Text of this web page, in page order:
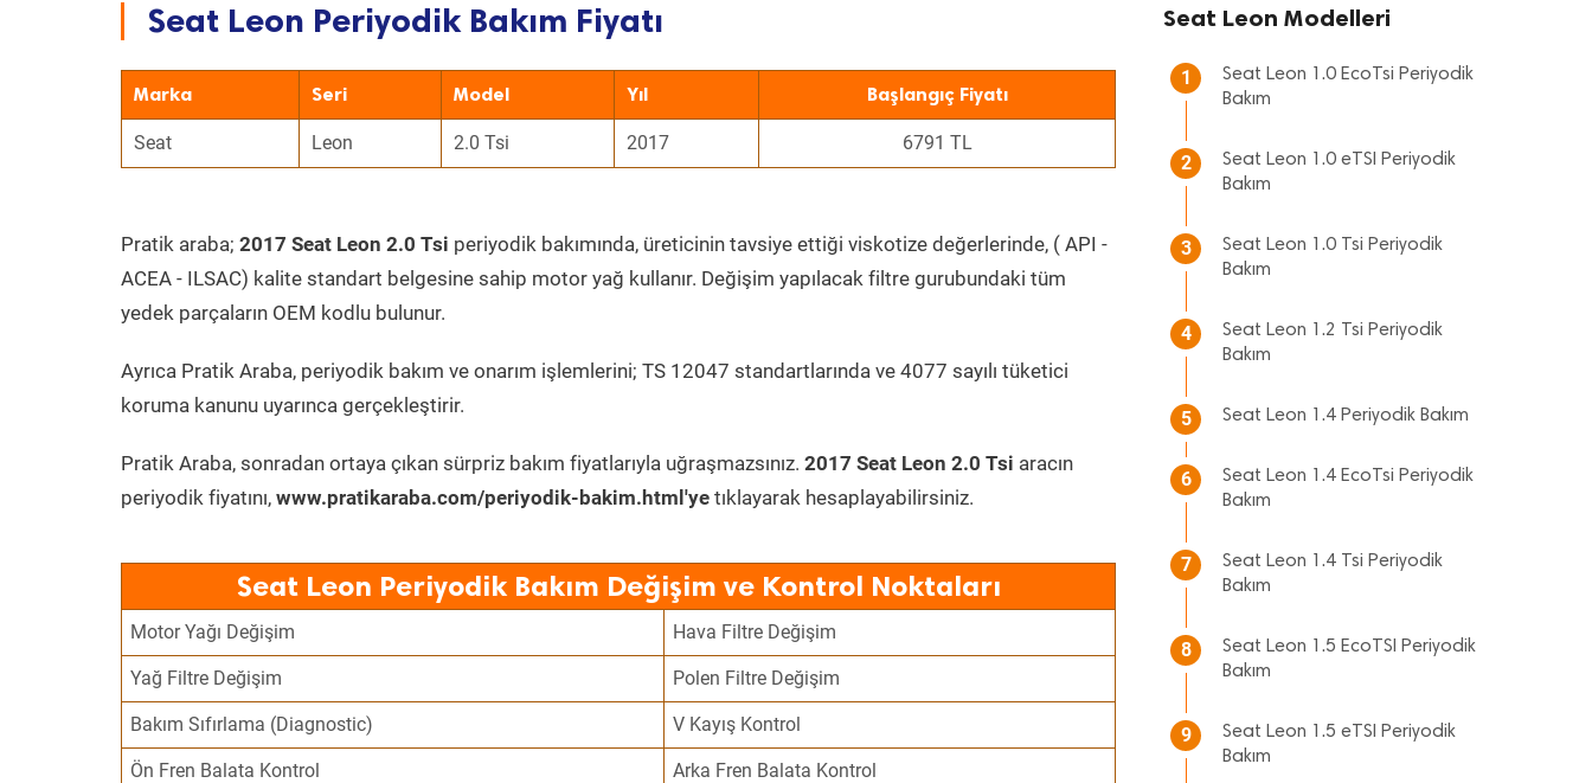
Seat Leon Periyodik Bakım Fiyatı
Marka Seri Model Yıl Başlangıç Fiyatı
Seat Leon 2.0 Tsi 2017 6791 TL
Pratik araba; 2017 Seat Leon 2.0 Tsi periyodik bakımında, üreticinin tavsiye ettiği viskotize değerlerinde, ( API -
ACEA - ILSAC) kalite standart belgesine sahip motor yağ kullanır. Değişim yapılacak filtre gurubundaki tüm
yedek parçaların OEM kodlu bulunur.
Ayrıca Pratik Araba, periyodik bakım ve onarım işlemlerini; TS 12047 standartlarında ve 4077 sayılı tüketici
koruma kanunu uyarınca gerçekleştirir.
Pratik Araba, sonradan ortaya çıkan sürpriz bakım fiyatlarıyla uğraşmazsınız. 2017 Seat Leon 2.0 Tsi aracın
periyodik fiyatını, www.pratikaraba.com/periyodik-bakim.html'ye tıklayarak hesaplayabilirsiniz.
Seat Leon Periyodik Bakım Değişim ve Kontrol Noktaları
Motor Yağı Değişim Hava Filtre Değişim
Yağ Filtre Değişim Polen Filtre Değişim
Bakım Sıfırlama (Diagnostic) V Kayış Kontrol
Ön Fren Balata Kontrol Arka Fren Balata Kontrol
Seat Leon Modelleri
1
Seat Leon 1.0 EcoTsi Periyodik
Bakım
2
Seat Leon 1.0 eTSI Periyodik
Bakım
3
Seat Leon 1.0 Tsi Periyodik
Bakım
4
Seat Leon 1.2 Tsi Periyodik
Bakım
5 Seat Leon 1.4 Periyodik Bakım
6
Seat Leon 1.4 EcoTsi Periyodik
Bakım
7
Seat Leon 1.4 Tsi Periyodik
Bakım
8
Seat Leon 1.5 EcoTSI Periyodik
Bakım
9
Seat Leon 1.5 eTSI Periyodik
Bakım